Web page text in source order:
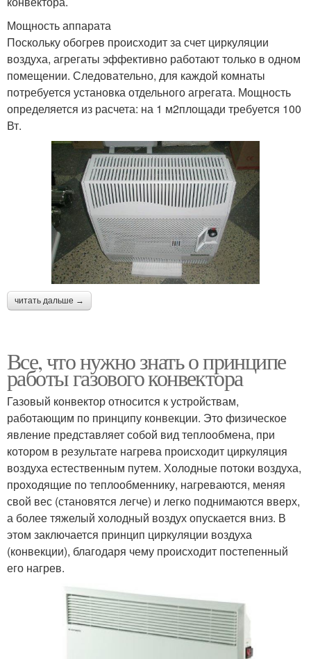
Мощность аппарата
Поскольку обогрев происходит за счет циркуляции
воздуха, агрегаты эффективно работают только в одном
помещении. Следовательно, для каждой комнаты
потребуется установка отдельного агрегата. Мощность
определяется из расчета: на 1 м2площади требуется 100
Вт.
читать дальше →
Все, что нужно знать о принципе
работы газового конвектора
Газовый конвектор относится к устройствам,
работающим по принципу конвекции. Это физическое
явление представляет собой вид теплообмена, при
котором в результате нагрева происходит циркуляция
воздуха естественным путем. Холодные потоки воздуха,
проходящие по теплообменнику, нагреваются, меняя
свой вес (становятся легче) и легко поднимаются вверх,
а более тяжелый холодный воздух опускается вниз. В
этом заключается принцип циркуляции воздуха
(конвекции), благодаря чему происходит постепенный
его нагрев.